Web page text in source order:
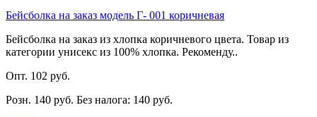
Бейсболка на заказ модель Г- 001 коричневая
Бейсболка на заказ из хлопка коричневого цвета. Товар из
категории унисекс из 100% хлопка. Рекоменду..
Опт. 102 руб.
Розн. 140 руб. Без налога: 140 руб.